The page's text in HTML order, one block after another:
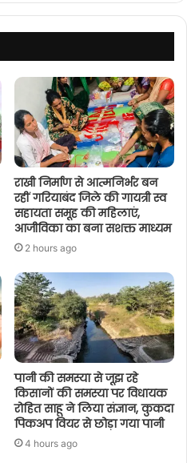
राखी निर्माण से आत्मनिर्भर बन
रहीं गरियाबंद जिले की गायत्री स्व
सहायता समूह की महिलाएं,
आजीविका का बना सशक्त माध्यम
2 hours ago
पानी की समस्या से जूझ रहे
किसानों की समस्या पर विधायक
रोहित साहू ने लिया संज्ञान, कुकदा
पिकअप वियर से छोड़ा गया पानी
4 hours ago